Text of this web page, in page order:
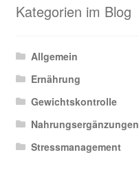
Kategorien im Blog
Allgemein
Ernährung
Gewichtskontrolle
Nahrungsergänzungen
Stressmanagement